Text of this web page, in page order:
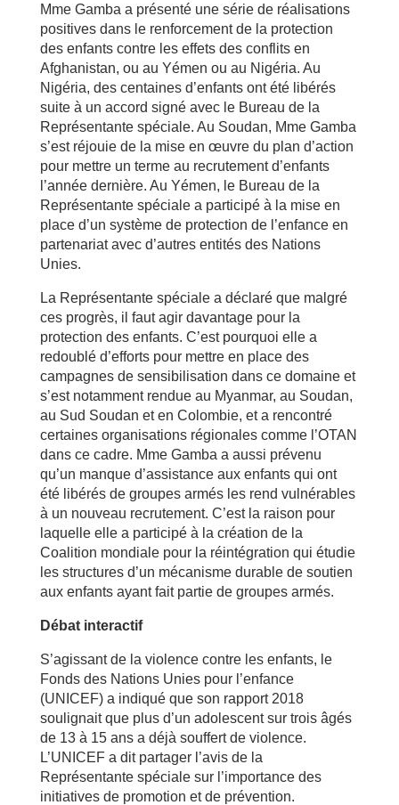
Mme Gamba a présenté une série de réalisations
positives dans le renforcement de la protection
des enfants contre les effets des conflits en
Afghanistan, ou au Yémen ou au Nigéria. Au
Nigéria, des centaines d’enfants ont été libérés
suite à un accord signé avec le Bureau de la
Représentante spéciale. Au Soudan, Mme Gamba
s’est réjouie de la mise en œuvre du plan d’action
pour mettre un terme au recrutement d’enfants
l’année dernière. Au Yémen, le Bureau de la
Représentante spéciale a participé à la mise en
place d’un système de protection de l’enfance en
partenariat avec d’autres entités des Nations
Unies.
La Représentante spéciale a déclaré que malgré
ces progrès, il faut agir davantage pour la
protection des enfants. C’est pourquoi elle a
redoublé d’efforts pour mettre en place des
campagnes de sensibilisation dans ce domaine et
s’est notamment rendue au Myanmar, au Soudan,
au Sud Soudan et en Colombie, et a rencontré
certaines organisations régionales comme l’OTAN
dans ce cadre. Mme Gamba a aussi prévenu
qu’un manque d’assistance aux enfants qui ont
été libérés de groupes armés les rend vulnérables
à un nouveau recrutement. C’est la raison pour
laquelle elle a participé à la création de la
Coalition mondiale pour la réintégration qui étudie
les structures d’un mécanisme durable de soutien
aux enfants ayant fait partie de groupes armés.
Débat interactif
S’agissant de la violence contre les enfants, le
Fonds des Nations Unies pour l’enfance
(UNICEF) a indiqué que son rapport 2018
soulignait que plus d’un adolescent sur trois âgés
de 13 à 15 ans a déjà souffert de violence.
L’UNICEF a dit partager l’avis de la
Représentante spéciale sur l’importance des
initiatives de promotion et de prévention.